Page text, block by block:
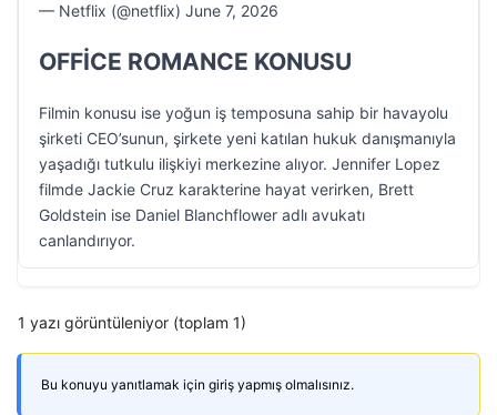
— Netflix (@netflix) June 7, 2026
OFFİCE ROMANCE KONUSU
Filmin konusu ise yoğun iş temposuna sahip bir havayolu
şirketi CEO’sunun, şirkete yeni katılan hukuk danışmanıyla
yaşadığı tutkulu ilişkiyi merkezine alıyor. Jennifer Lopez
filmde Jackie Cruz karakterine hayat verirken, Brett
Goldstein ise Daniel Blanchflower adlı avukatı
canlandırıyor.
1 yazı görüntüleniyor (toplam 1)
Bu konuyu yanıtlamak için giriş yapmış olmalısınız.